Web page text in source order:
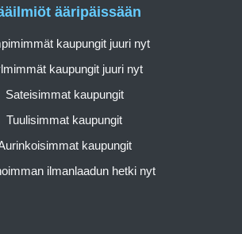
ääripäissään
kaupungit juuri nyt
kaupungit juuri nyt
Sateisimmat kaupungit
Tuulisimmat kaupungit
kaupungit
ilmanlaadun hetki nyt